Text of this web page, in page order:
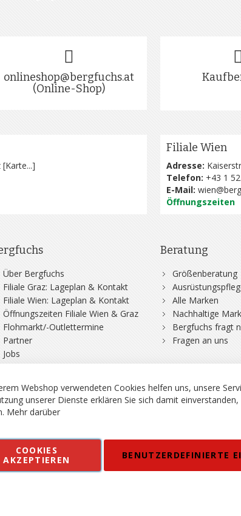
onlineshop@bergfuchs.at
(Online-Shop)
[Karte...]
Filiale Wien
Adresse:
Telefon: +43 1
E-Mail:
Öffnungszeiten
Über Bergfuchs
Filiale Graz: Lageplan & Kontakt
Filiale Wien: Lageplan & Kontakt
Öffnungszeiten Filiale Wien & Graz
Flohmarkt/-Outlettermine
Partner
Jobs
Beratung
Größenberatung
Alle Marken
Nachhaltige
Bergfuchs fragt
Fragen an uns
Kontakt AGB Datenschutz
MWSt. in EUR, Angebot solange Vorrat reicht. Fehler,